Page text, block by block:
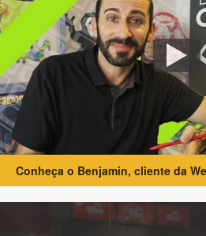
Conheça o Benjamin, cliente da